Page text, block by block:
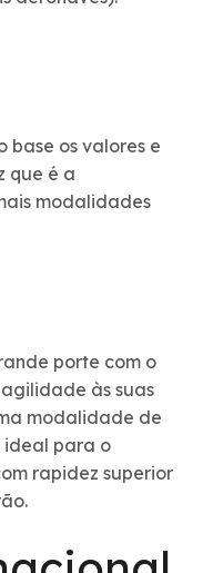
base os valores e
que é a
modalidades
porte com o
às suas
modalidade de
ideal para o
rapidez superior